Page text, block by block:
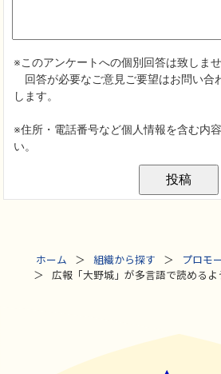
ホーム
組織から探す
プロモ
広報「大野城」が多言語で読めるよ